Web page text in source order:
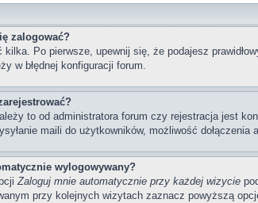
zalogować?
kilka. Po pierwsze, upewnij się, że podajesz
w błędnej konfiguracji forum.
to od administratora forum czy rejestracja jest
maili do użytkowników, możliwość
wylogowywany?
Zaloguj mnie automatycznie przy każdej wizycie
przy kolejnych wizytach zaznacz powyższą